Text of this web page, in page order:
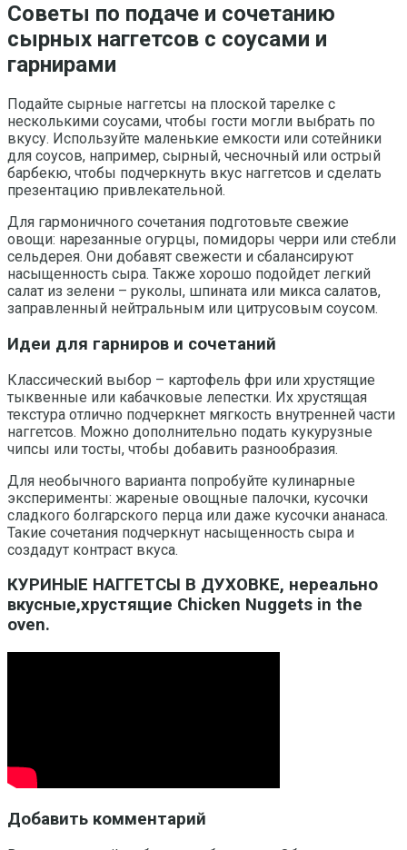
Советы по подаче и сочетанию
сырных наггетсов с соусами и
гарнирами
Подайте сырные наггетсы на плоской тарелке с
несколькими соусами, чтобы гости могли выбрать по
вкусу. Используйте маленькие емкости или сотейники
для соусов, например, сырный, чесночный или острый
барбекю, чтобы подчеркнуть вкус наггетсов и сделать
презентацию привлекательной.
Для гармоничного сочетания подготовьте свежие
овощи: нарезанные огурцы, помидоры черри или стебли
сельдерея. Они добавят свежести и сбалансируют
насыщенность сыра. Также хорошо подойдет легкий
салат из зелени – руколы, шпината или микса салатов,
заправленный нейтральным или цитрусовым соусом.
Идеи для гарниров и сочетаний
Классический выбор – картофель фри или хрустящие
тыквенные или кабачковые лепестки. Их хрустящая
текстура отлично подчеркнет мягкость внутренней части
наггетсов. Можно дополнительно подать кукурузные
чипсы или тосты, чтобы добавить разнообразия.
Для необычного варианта попробуйте кулинарные
эксперименты: жареные овощные палочки, кусочки
сладкого болгарского перца или даже кусочки ананаса.
Такие сочетания подчеркнут насыщенность сыра и
создадут контраст вкуса.
КУРИНЫЕ НАГГЕТСЫ В ДУХОВКЕ, нереально
вкусные,хрустящие Chicken Nuggets in the
oven.
Добавить комментарий